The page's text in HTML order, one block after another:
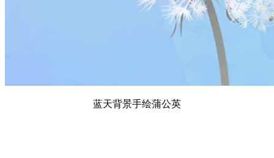
蓝天背景手绘蒲公英